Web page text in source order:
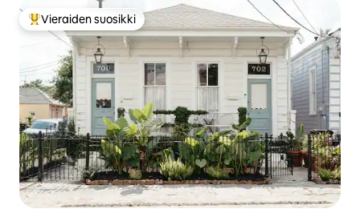
Vieraiden suosikkien parhaimmistoa
Vieraiden suosikki